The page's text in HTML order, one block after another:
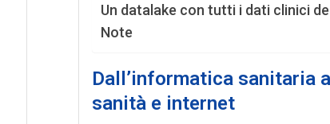
Un datalake con tutti i dati clinici
Note
Dall’informatica sanitaria
sanità e internet